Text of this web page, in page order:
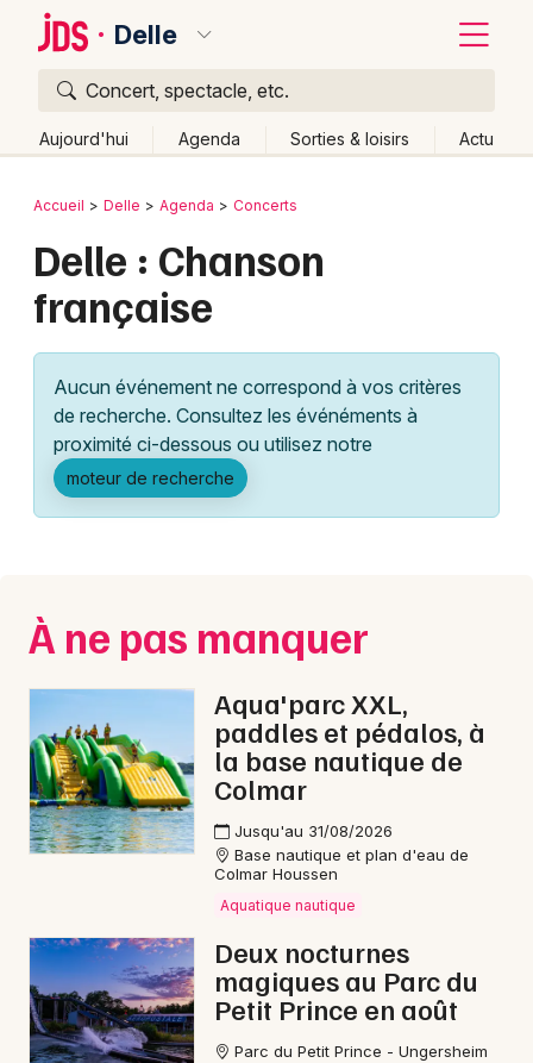
Delle
Concert, spectacle, etc.
Aujourd'hui Agenda Sorties & loisirs Actu
Publier un événement
Grands événements
Activité & Expérience
Manifestations
Foires & salons
Concerts
Sports
Soirées
Sorties famille
Chanson française dans le Territoire de Belfort
Chanson française en Franche-Comté
Bordeaux
Colmar
Lille
Lyon
Marseille
Mulhouse
Nice
Paris
Strasbourg
Toulouse
Toutes les villes
Retour
Accueil Delle Agenda Concerts
Delle : Chanson
française
Aucun événement ne correspond à vos critères
de recherche. Consultez les événéments à
proximité ci-dessous ou utilisez notre
moteur de recherche
À ne pas manquer
Aqua'parc XXL,
paddles et pédalos, à
la base nautique de
Colmar
Jusqu'au 31/08/2026
Base nautique et plan d'eau de
Colmar Houssen
Aquatique nautique
Deux nocturnes
magiques au Parc du
Petit Prince en août
Parc du Petit Prince - Ungersheim
Quoi ?
Où ?
Franche-Comté
Partout Près de moi
Quand ?
Aujourd'hui
Demain Ce week-end Autre